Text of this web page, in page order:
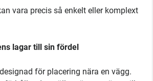
vara precis så enkelt eller komplext
lagar till sin fördel
för placering nära en vägg.